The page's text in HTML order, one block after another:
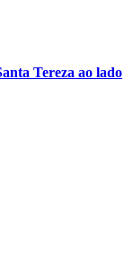
Tereza ao lado